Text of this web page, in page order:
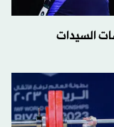
السيدات